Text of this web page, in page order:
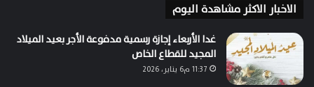
الاخبار الاكثر مشاهدة اليوم
غدا الأربعاء إجازة رسمية مدفوعة الأجر بعيد الميلاد
المجيد للقطاع الخاص
11:37 م6 يناير، 2026